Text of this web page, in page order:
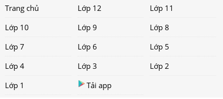
Trang chủ Lớp 12
Lớp 11
Lớp 10
Lớp 9
Lớp 8
Lớp 7
Lớp 6
Lớp 5
Lớp 4
Lớp 3
Lớp 2
Lớp 1
Tải app